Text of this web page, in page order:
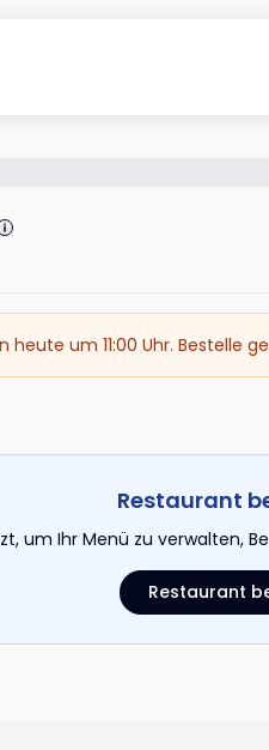
um 11:00 Uhr. Bestelle
Restaurant
um Ihr Menü zu
Restaurant